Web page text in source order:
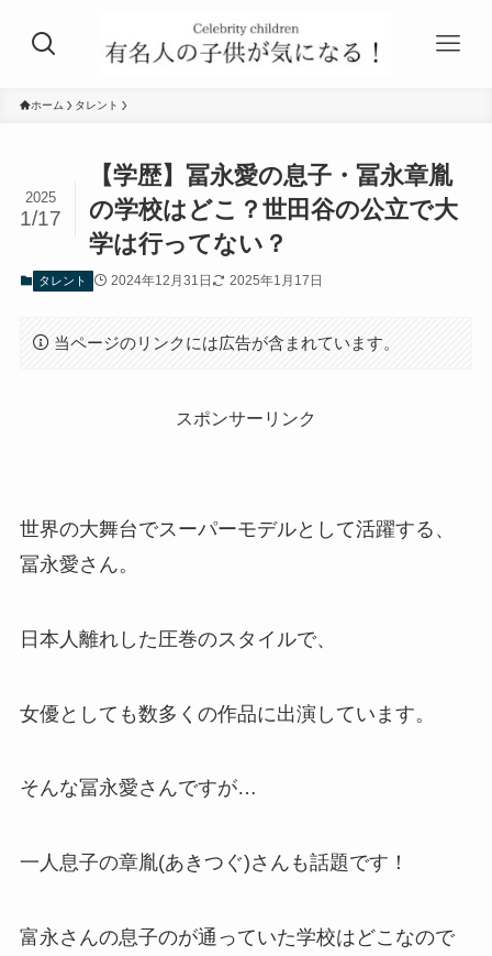
ホーム タレント
【学歴】冨永愛の息子・冨永章胤
の学校はどこ？世田谷の公立で大
学は行ってない？
2025
1/17
タレント 2024年12月31日 2025年1月17日
当ページのリンクには広告が含まれています。
スポンサーリンク
世界の大舞台でスーパーモデルとして活躍する、
冨永愛さん。
日本人離れした圧巻のスタイルで、
女優としても数多くの作品に出演しています。
そんな冨永愛さんですが…
一人息子の章胤(あきつぐ)さんも話題です！
富永さんの息子のが通っていた学校はどこなので